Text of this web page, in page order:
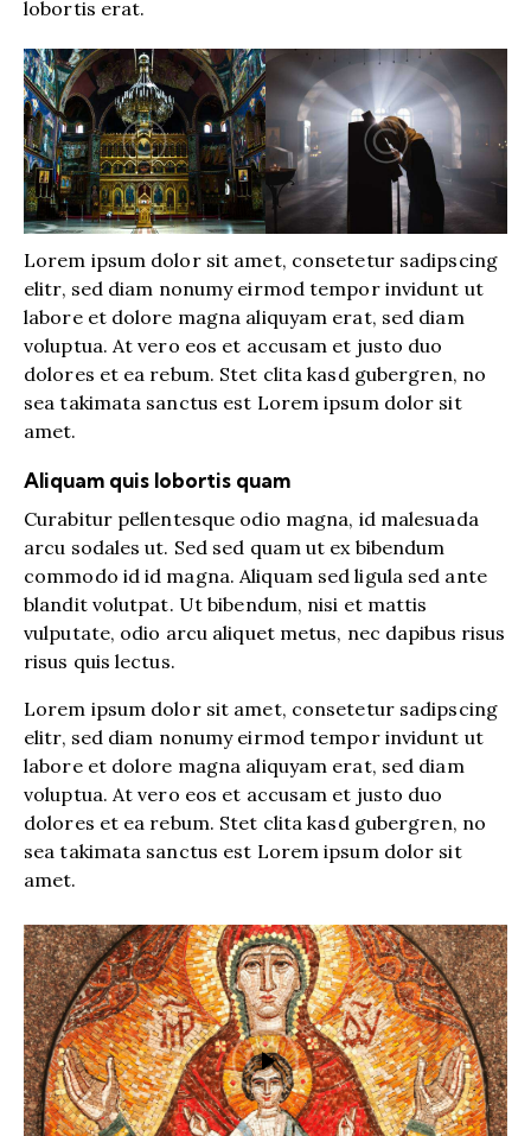
lobortis erat.
Lorem ipsum dolor sit amet, consetetur sadipscing
elitr, sed diam nonumy eirmod tempor invidunt ut
labore et dolore magna aliquyam erat, sed diam
voluptua. At vero eos et accusam et justo duo
dolores et ea rebum. Stet clita kasd gubergren, no
sea takimata sanctus est Lorem ipsum dolor sit
amet.
Aliquam quis lobortis quam
Curabitur pellentesque odio magna, id malesuada
arcu sodales ut. Sed sed quam ut ex bibendum
commodo id id magna. Aliquam sed ligula sed ante
blandit volutpat. Ut bibendum, nisi et mattis
vulputate, odio arcu aliquet metus, nec dapibus risus
risus quis lectus.
Lorem ipsum dolor sit amet, consetetur sadipscing
elitr, sed diam nonumy eirmod tempor invidunt ut
labore et dolore magna aliquyam erat, sed diam
voluptua. At vero eos et accusam et justo duo
dolores et ea rebum. Stet clita kasd gubergren, no
sea takimata sanctus est Lorem ipsum dolor sit
amet.